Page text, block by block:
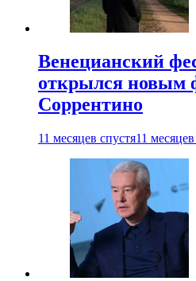
Венецианский
открылся новым
Соррентино
11 месяцев спустя11